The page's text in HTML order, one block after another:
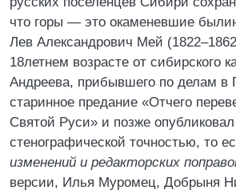
что горы — это окаменевшие
Лев Александрович Мей
18летнем возрасте от сибирского
Андреева, прибывшего по делам в
старинное предание «Отчего
Святой Руси» и позже опубликовал
стенографической точностью, то
изменений и редакторских
версии, Илья Муромец, Добрыня